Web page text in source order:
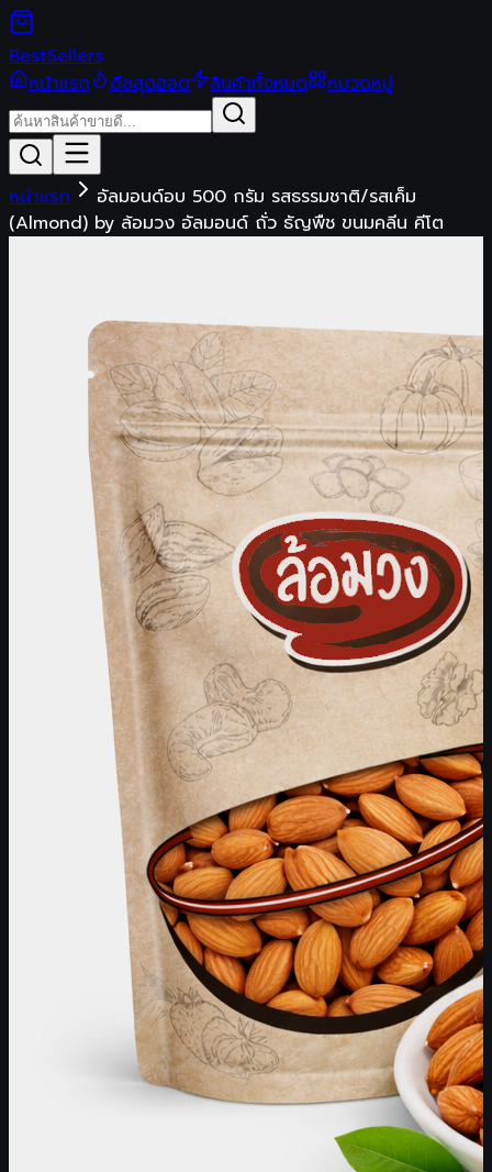
BestSellers
หน้าแรก
ดีลสุดฮอต สินค้าทั้งหมด หมวดหมู่
หน้าแรก
อัลมอนด์อบ 500 กรัม รสธรรมชาติ/รสเค็ม
(Almond) by ล้อมวง อัลมอนด์ ถั่ว ธัญพืช ขนมคลีน คีโต